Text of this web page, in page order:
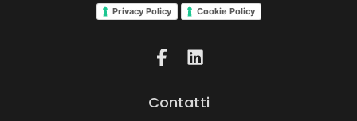
Privacy Policy Cookie Policy
Contatti